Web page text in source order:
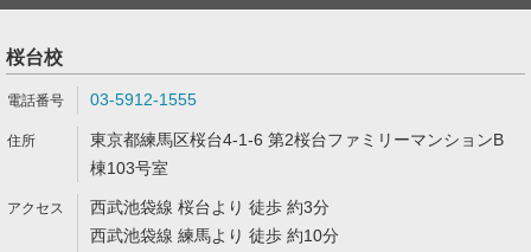
桜台校
03-5912-1555
東京都練馬区桜台4-1-6 第2桜台ファミリーマンションB
棟103号室
西武池袋線 桜台より 徒歩 約3分
西武池袋線 練馬より 徒歩 約10分